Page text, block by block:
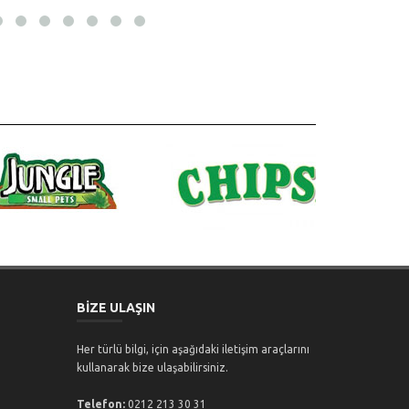
BİZE ULAŞIN
Her türlü bilgi, için aşağıdaki iletişim araçlarını
kullanarak bize ulaşabilirsiniz.
Telefon:0212 213 30 31